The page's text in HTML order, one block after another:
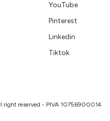
YouTube
Pinterest
Linkedin
Tiktok
reserved - PIVA 10756900014